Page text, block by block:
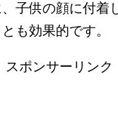
子供の顔に付着
も効果的です。
スポンサーリンク